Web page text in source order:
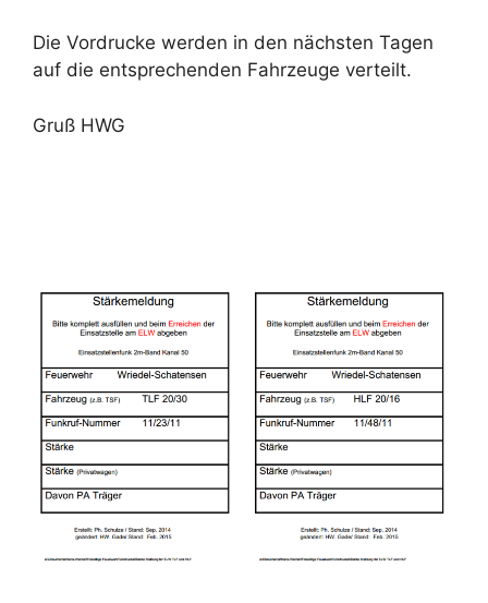
Die Vordrucke werden in den nächsten Tagen
auf die entsprechenden Fahrzeuge verteilt.
Gruß HWG